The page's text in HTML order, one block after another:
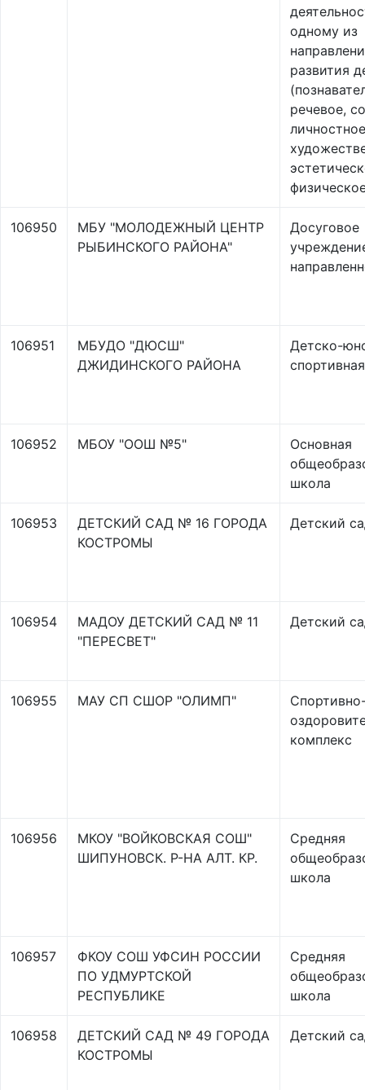
одному из
развития
речевое,
106950
МБУ "МОЛОДЕЖНЫЙ ЦЕНТР
РЫБИНСКОГО РАЙОНА"
Досуговое
106951
МБУДО "ДЮСШ"
ДЖИДИНСКОГО РАЙОНА
Детско-
106952 МБОУ "ООШ №5"
Основная
школа
106953
ДЕТСКИЙ САД № 16 ГОРОДА
КОСТРОМЫ
Детский
106954
МАДОУ ДЕТСКИЙ САД № 11
"ПЕРЕСВЕТ"
Детский
106955 МАУ СП СШОР "ОЛИМП"
комплекс
106956
МКОУ "ВОЙКОВСКАЯ СОШ"
ШИПУНОВСК. Р-НА АЛТ. КР.
Средняя
школа
106957
ФКОУ СОШ УФСИН РОССИИ
ПО УДМУРТСКОЙ
РЕСПУБЛИКЕ
Средняя
школа
106958
ДЕТСКИЙ САД № 49 ГОРОДА
КОСТРОМЫ
Детский